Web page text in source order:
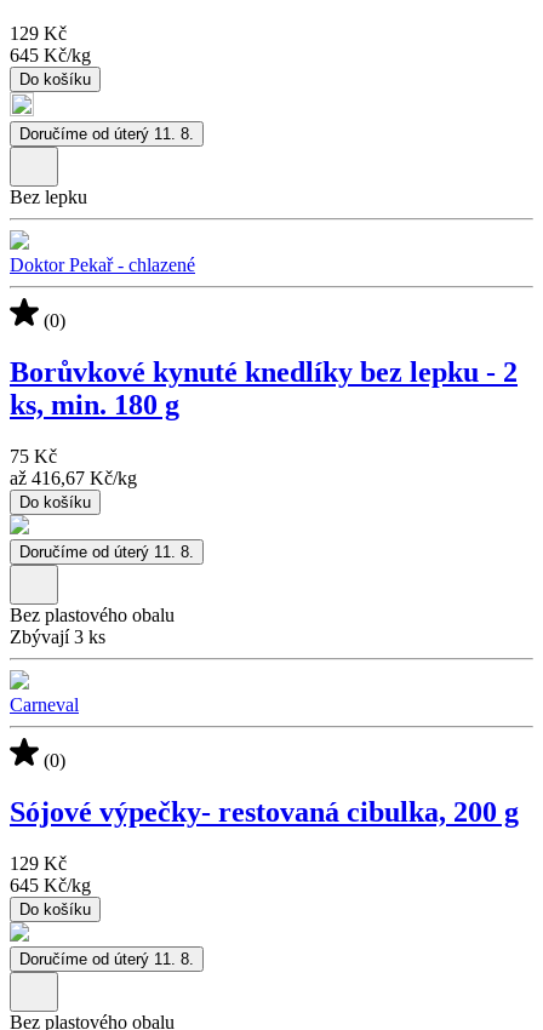
129 Kč
645 Kč/kg
Do košíku
Doručíme od úterý 11. 8.
Bez lepku
Doktor Pekař - chlazené
(0)
Borůvkové kynuté knedlíky bez lepku - 2
ks, min. 180 g
75 Kč
až 416,67 Kč/kg
Do košíku
Doručíme od úterý 11. 8.
Bez plastového obalu
Zbývají 3 ks
Carneval
(0)
Sójové výpečky- restovaná cibulka, 200 g
129 Kč
645 Kč/kg
Do košíku
Doručíme od úterý 11. 8.
Bez plastového obalu